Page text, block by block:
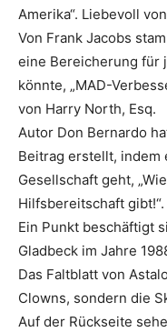
Amerika“. Liebevoll
Von Frank Jacobs
eine Bereicherung für
könnte, „MAD-
von Harry North, Esq.
Autor Don Bernardo
Beitrag erstellt, indem
Gesellschaft geht,
Hilfsbereitschaft gibt!“.
Ein Punkt beschäftigt
Gladbeck im Jahre
Das Faltblatt von
Clowns, sondern die
Auf der Rückseite